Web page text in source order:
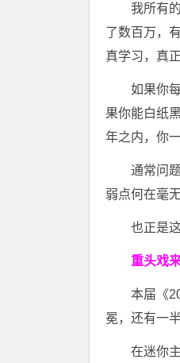
我所有
了数百万，
真学习，真
如果你
果你能白纸
年之内，你
通常问
弱点何在毫
也正是
重头戏
本届《
冕，还有一
在迷你